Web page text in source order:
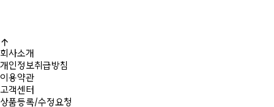
회사소개
개인정보취급방침
이용약관
고객센터
상품등록/수정요청